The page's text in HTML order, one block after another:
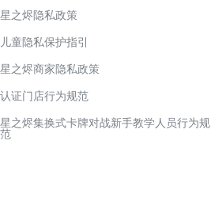
星之烬隐私政策
儿童隐私保护指引
星之烬商家隐私政策
认证门店行为规范
星之烬集换式卡牌对战新手教学人员行为规
范